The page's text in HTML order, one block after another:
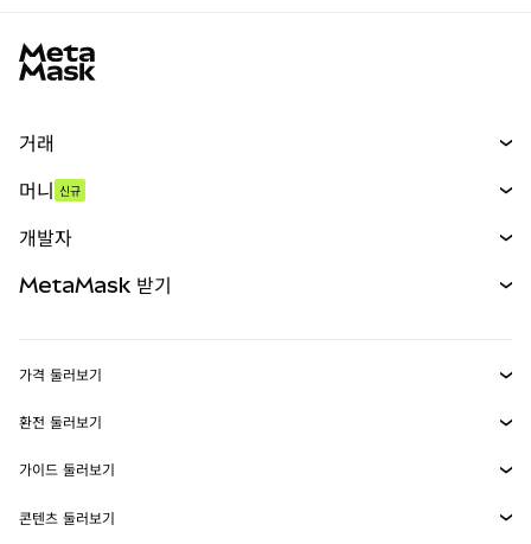
거래
무기한 선물
실물자산
머니 신규
개발자
MetaMask Connect
Snaps
웹3 서비스
MetaMask 받기
보안
고객 지원
가격 둘러보기
이더리움 가격
솔라나 가격
환전 둘러보기
ETH를 USD로 환전
USDT를 INR로 환전
가이드 둘러보기
ETH 매수
콘텐츠 둘러보기